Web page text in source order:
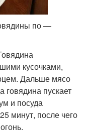
по —
кусочками,
Дальше мясо
говядина пускает
и посуда
минут, после чего